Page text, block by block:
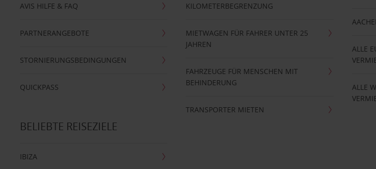
AVIS HILFE & FAQ
PARTNERANGEBOTE
STORNIERUNGSBEDINGUNGEN
QUICKPASS
KILOMETERBEGRENZUNG
MIETWAGEN FÜR FAHRER UNTER 25
JAHREN
FAHRZEUGE FÜR MENSCHEN MIT
BEHINDERUNG
TRANSPORTER MIETEN
ALLE
ALLE
BELIEBTE REISEZIELE
IBIZA